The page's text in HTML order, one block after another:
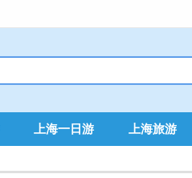
上海一日游 上海旅游